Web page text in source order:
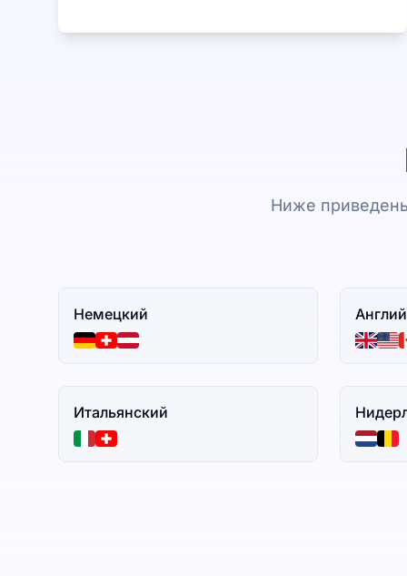
Ниже
Немецкий
Итальянский